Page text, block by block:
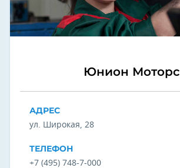
Юнион Моторс
АДРЕС
ул. Широкая, 28
ТЕЛЕФОН
+7 (495) 748-7-000